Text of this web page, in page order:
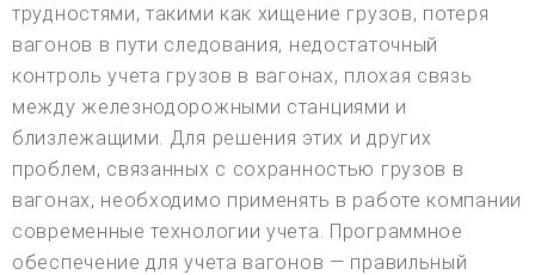
трудностями, такими как хищение грузов, потеря
вагонов в пути следования, недостаточный
контроль учета грузов в вагонах, плохая связь
между железнодорожными станциями и
близлежащими. Для решения этих и других
проблем, связанных с сохранностью грузов в
вагонах, необходимо применять в работе компании
современные технологии учета. Программное
обеспечение для учета вагонов — правильный